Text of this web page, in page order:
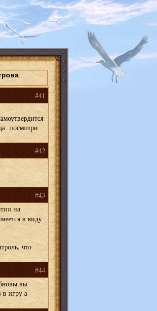
#41
посмотри
#42
#43
на
в виду
что
#44
вы
в игру а